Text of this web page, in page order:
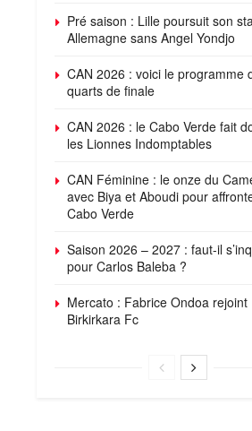
Pré saison : Lille poursuit son
Allemagne sans Angel Yondjo
CAN 2026 : voici le programme
quarts de finale
CAN 2026 : le Cabo Verde fait
les Lionnes Indomptables
CAN Féminine : le onze du
avec Biya et Aboudi pour
Cabo Verde
Saison 2026 – 2027 : faut-il
pour Carlos Baleba ?
Mercato : Fabrice Ondoa rejoint
Birkirkara Fc